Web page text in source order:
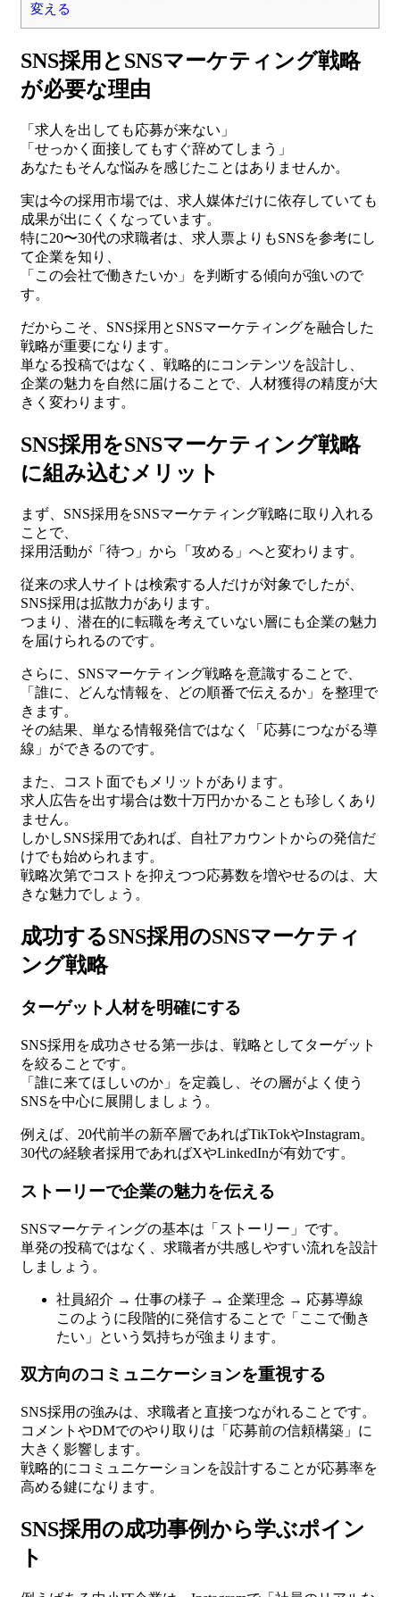
変える
SNS採用とSNSマーケティング戦略
が必要な理由
「求人を出しても応募が来ない」
「せっかく面接してもすぐ辞めてしまう」
あなたもそんな悩みを感じたことはありませんか。
実は今の採用市場では、求人媒体だけに依存していても
成果が出にくくなっています。
特に20〜30代の求職者は、求人票よりもSNSを参考にし
て企業を知り、
「この会社で働きたいか」を判断する傾向が強いので
す。
だからこそ、SNS採用とSNSマーケティングを融合した
戦略が重要になります。
単なる投稿ではなく、戦略的にコンテンツを設計し、
企業の魅力を自然に届けることで、人材獲得の精度が大
きく変わります。
SNS採用をSNSマーケティング戦略
に組み込むメリット
まず、SNS採用をSNSマーケティング戦略に取り入れる
ことで、
採用活動が「待つ」から「攻める」へと変わります。
従来の求人サイトは検索する人だけが対象でしたが、
SNS採用は拡散力があります。
つまり、潜在的に転職を考えていない層にも企業の魅力
を届けられるのです。
さらに、SNSマーケティング戦略を意識することで、
「誰に、どんな情報を、どの順番で伝えるか」を整理で
きます。
その結果、単なる情報発信ではなく「応募につながる導
線」ができるのです。
また、コスト面でもメリットがあります。
求人広告を出す場合は数十万円かかることも珍しくあり
ません。
しかしSNS採用であれば、自社アカウントからの発信だ
けでも始められます。
戦略次第でコストを抑えつつ応募数を増やせるのは、大
きな魅力でしょう。
成功するSNS採用のSNSマーケティ
ング戦略
ターゲット人材を明確にする
SNS採用を成功させる第一歩は、戦略としてターゲット
を絞ることです。
「誰に来てほしいのか」を定義し、その層がよく使う
SNSを中心に展開しましょう。
例えば、20代前半の新卒層であればTikTokやInstagram。
30代の経験者採用であればXやLinkedInが有効です。
ストーリーで企業の魅力を伝える
SNSマーケティングの基本は「ストーリー」です。
単発の投稿ではなく、求職者が共感しやすい流れを設計
しましょう。
社員紹介 → 仕事の様子 → 企業理念 → 応募導線
このように段階的に発信することで「ここで働き
たい」という気持ちが強まります。
双方向のコミュニケーションを重視する
SNS採用の強みは、求職者と直接つながれることです。
コメントやDMでのやり取りは「応募前の信頼構築」に
大きく影響します。
戦略的にコミュニケーションを設計することが応募率を
高める鍵になります。
SNS採用の成功事例から学ぶポイン
ト